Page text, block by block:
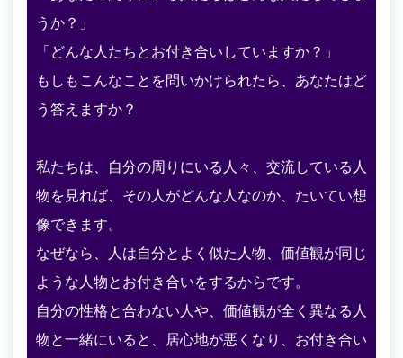
うか？」
「どんな人たちとお付き合いしていますか？」
もしもこんなことを問いかけられたら、あなたはど
う答えますか？
私たちは、自分の周りにいる人々、交流している人
物を見れば、その人がどんな人なのか、たいてい想
像できます。
なぜなら、人は自分とよく似た人物、価値観が同じ
ような人物とお付き合いをするからです。
自分の性格と合わない人や、価値観が全く異なる人
物と一緒にいると、居心地が悪くなり、お付き合い